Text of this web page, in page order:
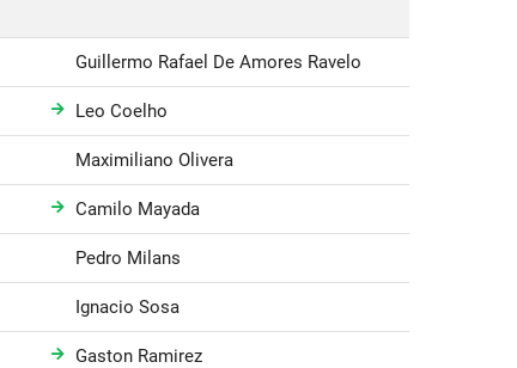
Guillermo Rafael De Amores Ravelo
Leo Coelho
Maximiliano Olivera
Camilo Mayada
Pedro Milans
Ignacio Sosa
Gaston Ramirez